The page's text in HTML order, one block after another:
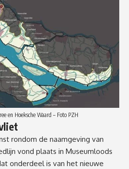
en Hoeksche Waard – Foto PZH
rondom de naamgeving van
vond plaats in Museumloods
onderdeel is van het nieuwe